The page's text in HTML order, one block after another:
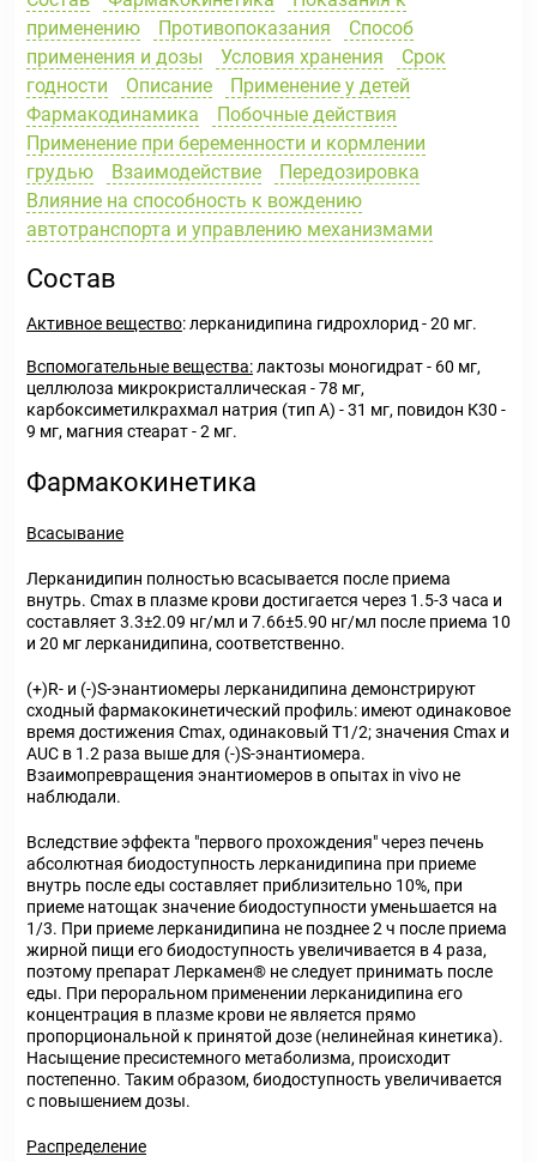
применению
Противопоказания
Способ
применения и дозы
Условия хранения
Срок
годности
Описание
Применение у детей
Фармакодинамика
Побочные действия
Применение при беременности и кормлении
грудью
Взаимодействие
Передозировка
Влияние на способность к вождению
автотранспорта и управлению механизмами
Состав
Активное вещество: лерканидипина гидрохлорид - 20 мг.
Вспомогательные вещества:лактозы моногидрат - 60 мг,
целлюлоза микрокристаллическая - 78 мг,
карбоксиметилкрахмал натрия (тип А) - 31 мг, повидон К30 -
9 мг, магния стеарат - 2 мг.
Фармакокинетика
Всасывание
Лерканидипин полностью всасывается после приема
внутрь. Cmax в плазме крови достигается через 1.5-3 часа и
составляет 3.3±2.09 нг/мл и 7.66±5.90 нг/мл после приема 10
и 20 мг лерканидипина, соответственно.
(+)R- и (-)S-энантиомеры лерканидипина демонстрируют
сходный фармакокинетический профиль: имеют одинаковое
время достижения Cmax, одинаковый T1/2; значения Cmax и
АUC в 1.2 раза выше для (-)S-энантиомера.
Взаимопревращения энантиомеров в опытах in vivo не
наблюдали.
Вследствие эффекта "первого прохождения" через печень
абсолютная биодоступность лерканидипина при приеме
внутрь после еды составляет приблизительно 10%, при
приеме натощак значение биодоступности уменьшается на
1/3. При приеме лерканидипина не позднее 2 ч после приема
жирной пищи его биодоступность увеличивается в 4 раза,
поэтому препарат Леркамен® не следует принимать после
еды. При пероральном применении лерканидипина его
концентрация в плазме крови не является прямо
пропорциональной к принятой дозе (нелинейная кинетика).
Насыщение пресистемного метаболизма, происходит
постепенно. Таким образом, биодоступность увеличивается
с повышением дозы.
Распределение